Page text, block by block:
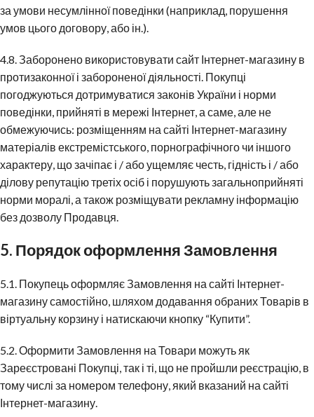
за умови несумлінної поведінки (наприклад, порушення
умов цього договору, або ін.).
4.8. Заборонено використовувати сайт Інтернет-магазину в
протизаконної і забороненої діяльності. Покупці
погоджуються дотримуватися законів України і норми
поведінки, прийняті в мережі Інтернет, а саме, але не
обмежуючись: розміщенням на сайті Інтернет-магазину
матеріалів екстремістського, порнографічного чи іншого
характеру, що зачіпає і / або ущемляє честь, гідність і / або
ділову репутацію третіх осіб і порушують загальноприйняті
норми моралі, а також розміщувати рекламну інформацію
без дозволу Продавця.
5. Порядок оформлення Замовлення
5.1. Покупець оформляє Замовлення на сайті Інтернет-
магазину самостійно, шляхом додавання обраних Товарів в
віртуальну корзину і натискаючи кнопку “Купити”.
5.2. Оформити Замовлення на Товари можуть як
Зареєстровані Покупці, так і ті, що не пройшли реєстрацію, в
тому числі за номером телефону, який вказаний на сайті
Інтернет-магазину.